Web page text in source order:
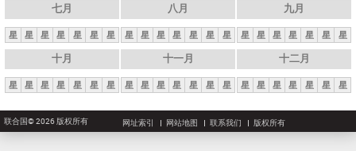
七月
星 星 星 星 星 星 星
八月
星 星 星 星 星 星 星
九月
星 星 星 星 星 星 星
十月
星 星 星 星 星 星 星
十一月
星 星 星 星 星 星 星
十二月
星 星 星 星 星 星 星
联合国© 2026 版权所有 网址索引 网站地图 联系我们 版权所有